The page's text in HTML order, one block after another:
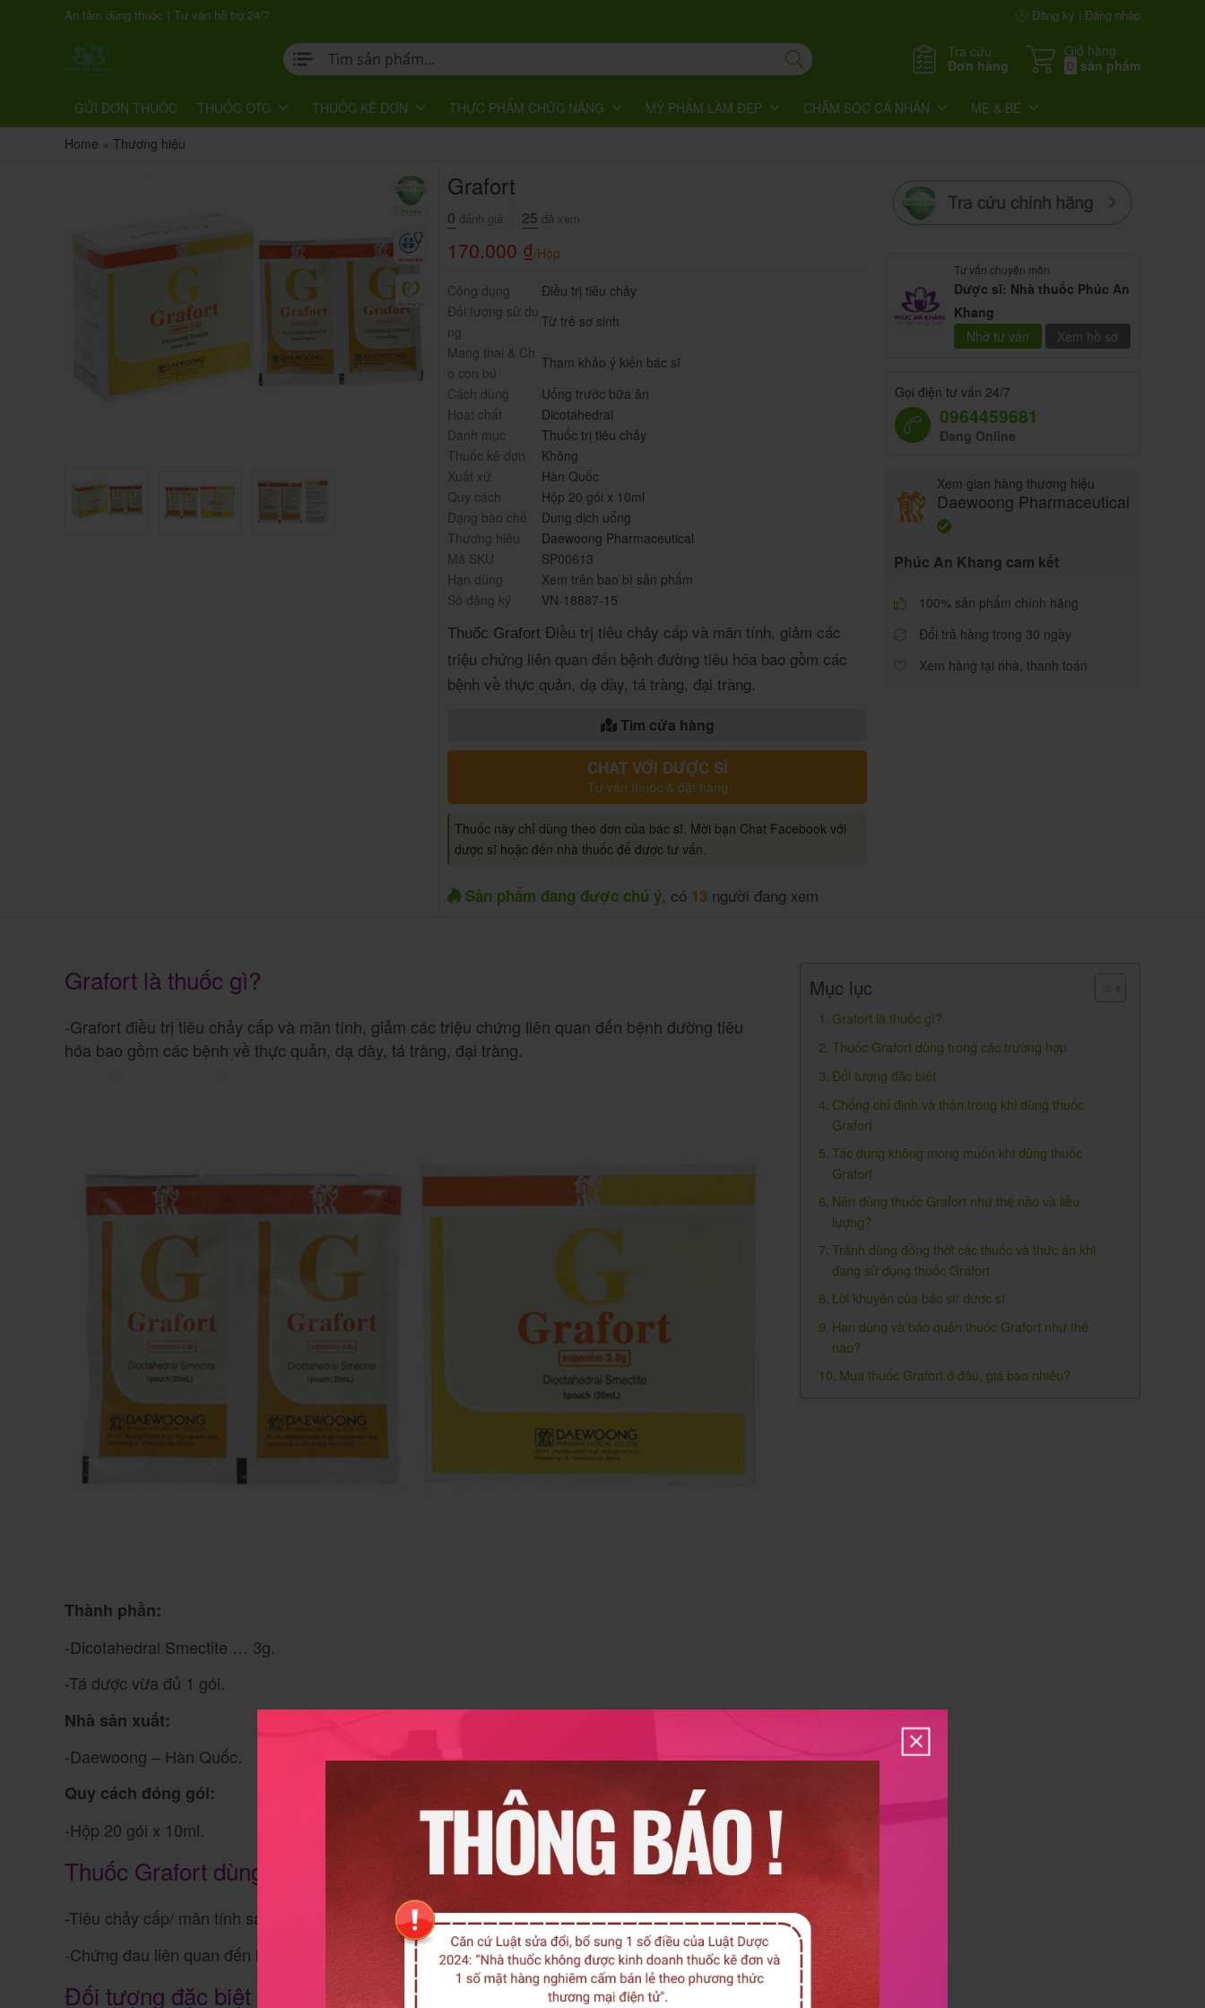
An tâm dùng thuốc | Tư vấn hỗ trợ 24/7 Đăng ký | Đăng nhập
Tra cứu
Đơn hàng
Giỏ hàng
0 sản phẩm
GỬI ĐƠN THUỐC THUỐC OTC THUỐC KÊ ĐƠN THỰC PHẨM CHỨC NĂNG MỸ PHẨM LÀM ĐẸP CHĂM SÓC CÁ NHÂN
MẸ & BÉ
Home » Thương hiệu
Grafort
0 đánh giá 25 đã xem
170.000 ₫/Hộp
Công dụng
Điều trị tiêu chảy
Đối tượng sử dụ
ng
Từ trẻ sơ sinh
Mang thai & Ch
o con bú
Tham khảo ý kiến bác sĩ
Cách dùng
Uống trước bữa ăn
Hoạt chất
Dicotahedral
Danh mục
Thuốc trị tiêu chảy
Thuốc kê đơn
Không
Xuất xứ
Hàn Quốc
Quy cách
Hộp 20 gói x 10ml
Dạng bào chế
Dung dịch uống
Thương hiệu
Daewoong Pharmaceutical
Mã SKU
SP00613
Hạn dùng
Xem trên bao bì sản phẩm
Số đăng ký
VN-18887-15
Thuốc Grafort Điều trị tiêu chảy cấp và mãn tính, giảm các
triệu chứng liên quan đến bệnh đường tiêu hóa bao gồm các
bệnh về thực quản, dạ dày, tá tràng, đại tràng.
Tìm cửa hàng
CHAT VỚI DƯỢC SĨ
Tư vấn thuốc & đặt hàng
Thuốc này chỉ dùng theo đơn của bác sĩ. Mời bạn Chat Facebook với
dược sĩ hoặc đến nhà thuốc để được tư vấn.
Sản phẩm đang được chú ý, có 13 người đang xem
Tư vấn chuyên môn
Dược sĩ: Nhà thuốc Phúc An
Khang
Nhờ tư vấn
Xem hồ sơ
Gọi điện tư vấn 24/7
0964459681
Đang Online
Xem gian hàng thương hiệu
Daewoong Pharmaceutical
Phúc An Khang cam kết
100% sản phẩm chính hãng
Đổi trả hàng trong 30 ngày
Xem hàng tại nhà, thanh toán
Grafort là thuốc gì?
-Grafort điều trị tiêu chảy cấp và mãn tính, giảm các triệu chứng liên quan đến bệnh đường tiêu
hóa bao gồm các bệnh về thực quản, dạ dày, tá tràng, đại tràng.
Thành phần:
-Dicotahedral Smectite … 3g.
-Tá dược vừa đủ 1 gói.
Nhà sản xuất:
-Daewoong – Hàn Quốc.
Quy cách đóng gói:
-Hộp 20 gói x 10ml.
Thuốc Grafort dùng trong các trường hợp
-Tiêu chảy cấp/ mãn tính sau khi đã bù đủ nước và điện giải.
-Chứng đau liên quan đến bệnh viêm thực quản, dạ dày và ruột.
Đối tượng đặc biệt
Mục lục
Grafort là thuốc gì?
Thuốc Grafort dùng trong các trường hợp
Đối tượng đặc biệt
Chống chỉ định và thận trọng khi dùng thuốc
Grafort
Tác dụng không mong muốn khi dùng thuốc
Grafort
Nên dùng thuốc Grafort như thế nào và liều
lượng?
Tránh dùng đồng thời các thuốc và thức ăn khi
đang sử dụng thuốc Grafort
Lời khuyên của bác sĩ/ dược sĩ
Hạn dùng và bảo quản thuốc Grafort như thế
nào?
Mua thuốc Grafort ở đâu, giá bao nhiêu?